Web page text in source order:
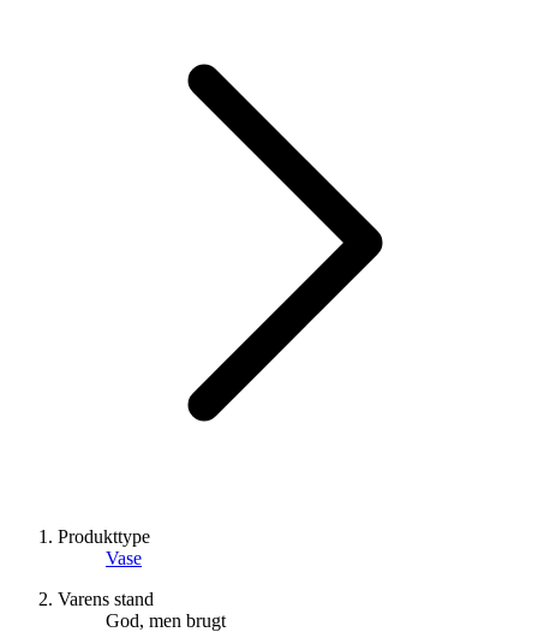
Produkttype
Vase
Varens stand
God, men brugt